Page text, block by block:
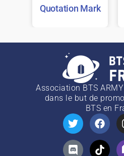
Quotation Mark
Association BTS
dans le but de
BTS en